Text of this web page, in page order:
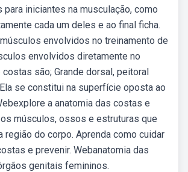
iniciantes na musculação, como
cada um deles e ao final ficha.
envolvidos no treinamento de
envolvidos diretamente no
são; Grande dorsal, peitoral
se constitui na superfície oposta ao
a anatomia das costas e
músculos, ossos e estruturas que
região do corpo. Aprenda como cuidar
e prevenir. Webanatomia das
genitais femininos.